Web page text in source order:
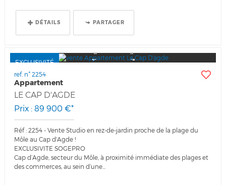
DÉTAILS PARTAGER
EXCLUSIVITÉ
ref. n° 2254
Appartement
LE CAP D'AGDE
Prix : 89 900 €*
Réf : 2254 - Vente Studio en rez-de-jardin proche de la plage du
Môle au Cap d'Agde !
EXCLUSIVITE SOGEPRO
Cap d’Agde, secteur du Môle, à proximité immédiate des plages et
des commerces, au sein d’une...